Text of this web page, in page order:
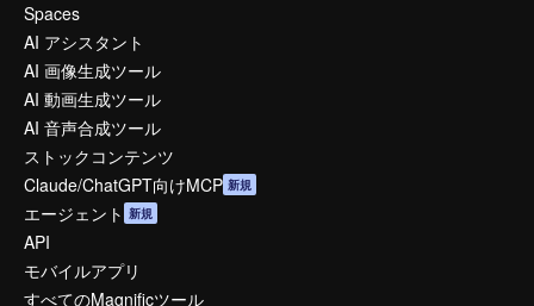
Spaces
AI アシスタント
AI 画像生成ツール
AI 動画生成ツール
AI 音声合成ツール
ストックコンテンツ
Claude/ChatGPT向けMCP 新規
エージェント 新規
API
モバイルアプリ
すべてのMagnificツール